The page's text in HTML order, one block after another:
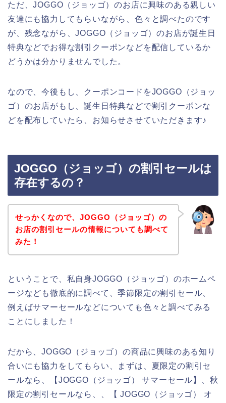
ただ、JOGGO（ジョッゴ）のお店に興味のある親しい
友達にも協力してもらいながら、色々と調べたのです
が、残念ながら、JOGGO（ジョッゴ）のお店が誕生日
特典などでお得な割引クーポンなどを配信しているか
どうかは分かりませんでした。
なので、今後もし、クーポンコードをJOGGO（ジョッ
ゴ）のお店がもし、誕生日特典などで割引クーポンな
どを配布していたら、お知らせさせていただきます♪
JOGGO（ジョッゴ）の割引セールは
存在するの？
せっかくなので、JOGGO（ジョッゴ）の
お店の割引セールの情報についても調べて
みた！
ということで、私自身JOGGO（ジョッゴ）のホームペ
ージなども徹底的に調べて、季節限定の割引セール、
例えばサマーセールなどについても色々と調べてみる
ことにしました！
だから、JOGGO（ジョッゴ）の商品に興味のある知り
合いにも協力をしてもらい、まずは、夏限定の割引セ
ールなら、【JOGGO（ジョッゴ） サマーセール】、秋
限定の割引セールなら、、【 JOGGO（ジョッゴ） オ